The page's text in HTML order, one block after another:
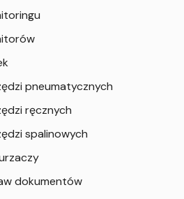
pneumatycznych
ręcznych
spalinowych
dokumentów